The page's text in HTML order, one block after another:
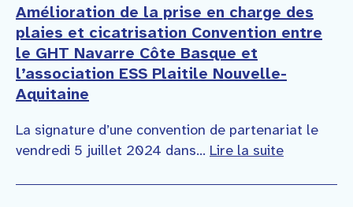
Amélioration de la prise en charge des
plaies et cicatrisation Convention entre
le GHT Navarre Côte Basque et
l’association ESS Plaitile Nouvelle-
Aquitaine
La signature d’une convention de partenariat le
vendredi 5 juillet 2024 dans... Lire la suite